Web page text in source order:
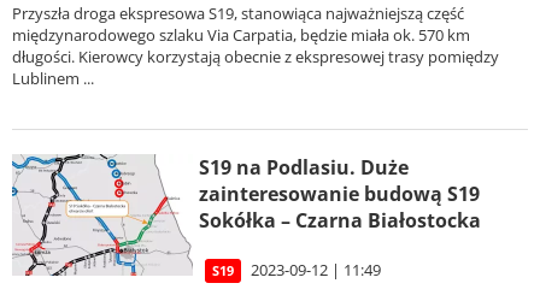
Przyszła droga ekspresowa S19, stanowiąca najważniejszą część
międzynarodowego szlaku Via Carpatia, będzie miała ok. 570 km
długości. Kierowcy korzystają obecnie z ekspresowej trasy pomiędzy
Lublinem ...
S19 na Podlasiu. Duże
zainteresowanie budową S19
Sokółka – Czarna Białostocka
S19 2023-09-12 | 11:49